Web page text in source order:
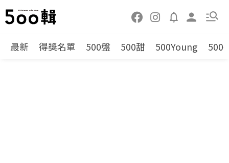
最新 得獎名單 500盤 500甜 500Young 500